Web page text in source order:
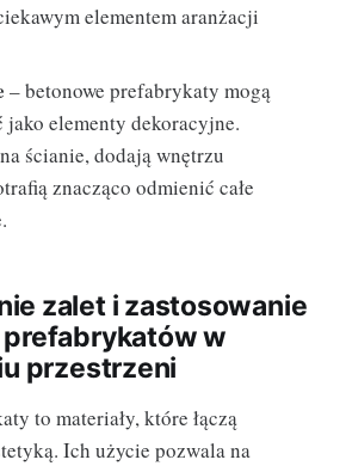
elementem aranżacji
– betonowe prefabrykaty mogą
jako elementy dekoracyjne.
ścianie, dodają wnętrzu
znacząco odmienić całe
zalet i zastosowanie
w
przestrzeni
to materiały, które łączą
Ich użycie pozwala na